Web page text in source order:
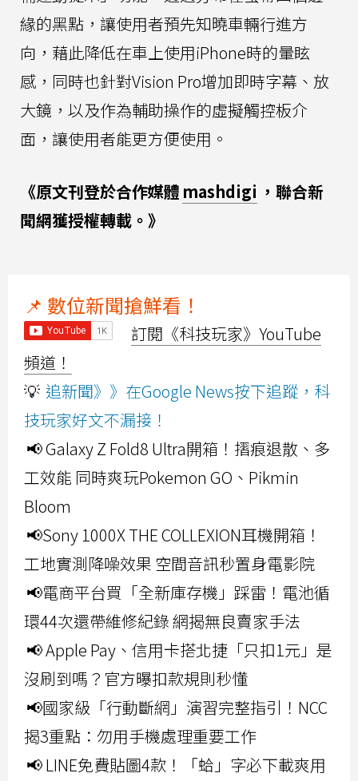
緣的黑點，讓使用者預先知曉車輛行進方
向，藉此降低在車上使用iPhone時的暈眩
感，同時也針對Vision Pro增加即時字幕、放
大鏡，以及作為輔助操作的虛擬觸控板介
面，讓使用者能更方便使用。
《原文刊登於合作媒體 mashdigi ，聯合新
聞網獲授權轉載。》
📌 數位新聞搶鮮看！
訂閱《科技玩家》YouTube
頻道！
💡 追新聞》》在Google News按下追蹤，科
技玩家好文不漏接！
📢 Galaxy Z Fold8 Ultra開箱！摺痕退散、多
工效能 同時爽玩Pokemon GO、Pikmin
Bloom
📢Sony 1000X THE COLLEXION耳機開箱！
工地實測降噪效果 空間音訊秒置身電影院
📢電商平台買「全新庫存機」踩雷！電池循
環44次還帶維修紀錄 網揭無良賣家手法
📢 Apple Pay、信用卡搭北捷「只扣1元」是
沒刷到嗎？官方曝扣款規則秒懂
📢國家級「行動斷網」演習完整指引！NCC
揭3重點：勿用手機處理重要工作
📢 LINE免費貼圖4款！「蛤」字必下載爽用